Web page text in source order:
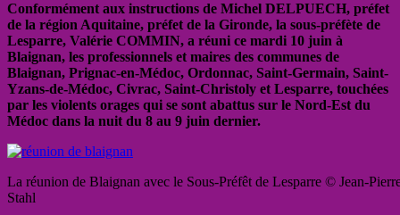
Conformément aux instructions de Michel DELPUECH, préfet
de la région Aquitaine, préfet de la Gironde, la sous-préfète de
Lesparre, Valérie COMMIN, a réuni ce mardi 10 juin à
Blaignan, les professionnels et maires des communes de
Blaignan, Prignac-en-Médoc, Ordonnac, Saint-Germain, Saint-
Yzans-de-Médoc, Civrac, Saint-Christoly et Lesparre, touchées
par les violents orages qui se sont abattus sur le Nord-Est du
Médoc dans la nuit du 8 au 9 juin dernier.
La réunion de Blaignan avec le Sous-Préfêt de Lesparre © Jean-
Stahl